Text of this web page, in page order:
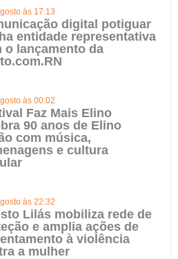
às 17:13
digital potiguar
entidade representativa
o lançamento da
às 00:02
Faz Mais Elino
90 anos de Elino
com música,
e cultura
às 22:32
Lilás mobiliza rede de
e amplia ações de
à violência
a mulher